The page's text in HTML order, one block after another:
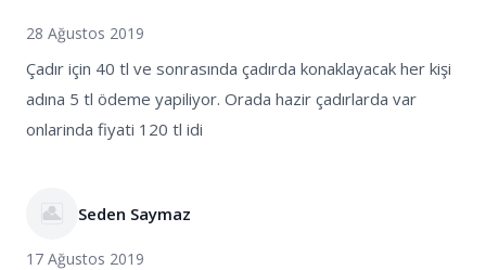
28 Ağustos 2019
Çadır için 40 tl ve sonrasında çadırda konaklayacak her kişi
adına 5 tl ödeme yapiliyor. Orada hazir çadırlarda var
onlarinda fiyati 120 tl idi
Seden Saymaz
17 Ağustos 2019